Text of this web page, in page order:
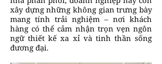
xây dựng những không gian trưng bày
mang tính trải nghiệm – nơi khách
hàng có thể cảm nhận trọn vẹn ngôn
ngữ thiết kế xa xỉ và tinh thần sống
đương đại.